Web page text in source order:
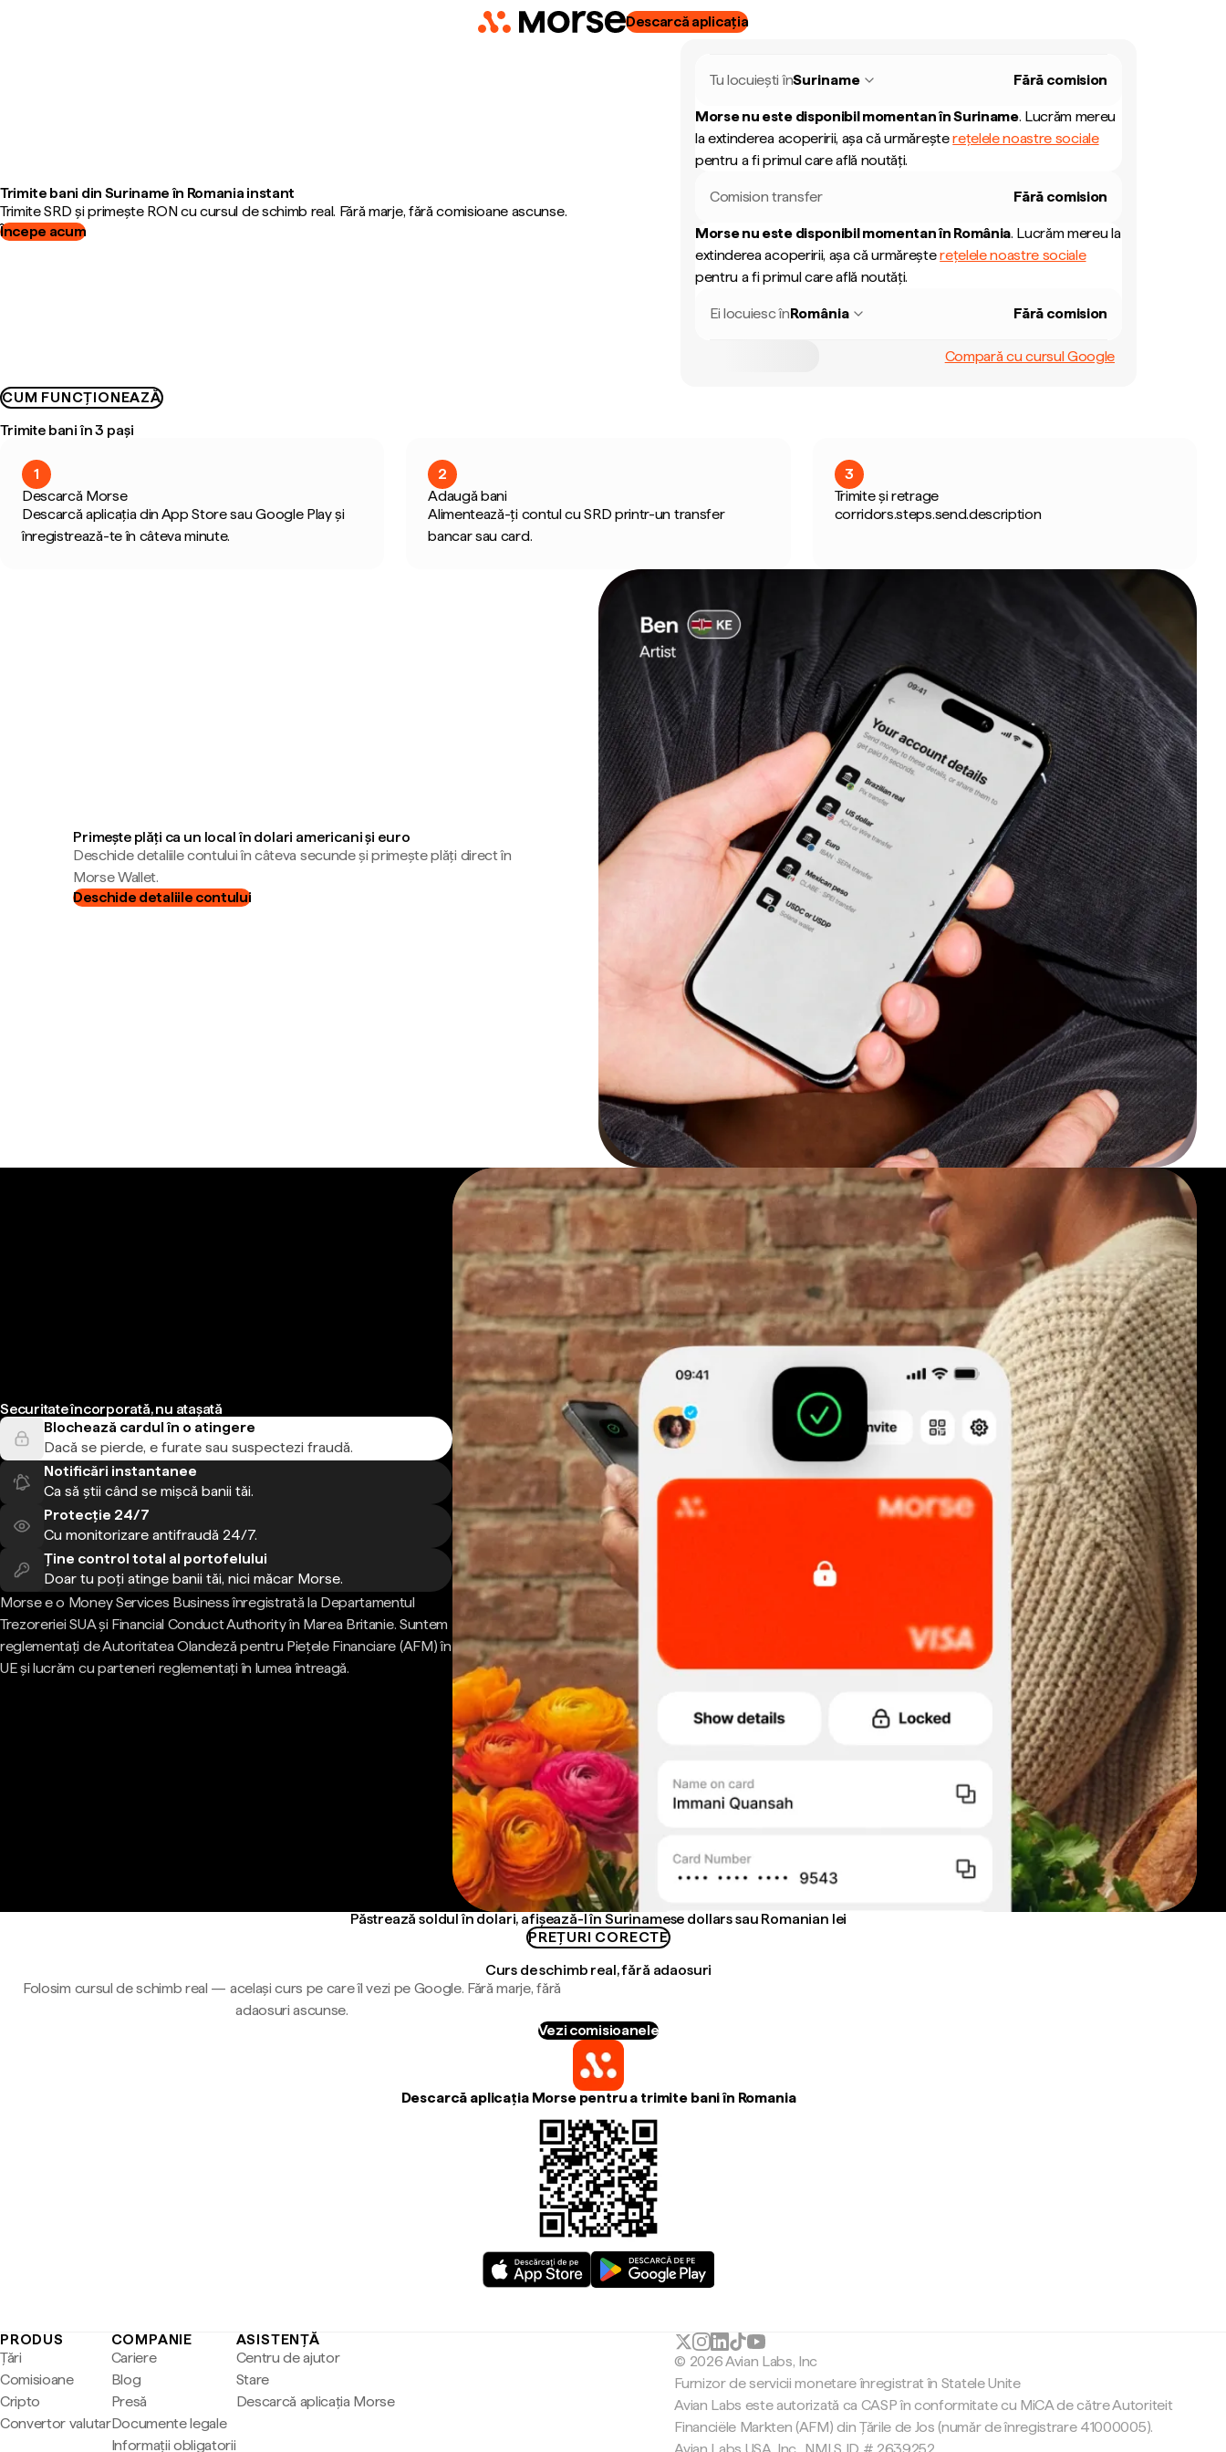
Descarcă aplicația
Trimite bani din Suriname în Romania instant
Trimite SRD și primește RON cu cursul de schimb real. Fără marje, fără comisioane ascunse.
Începe acum
Tu locuiești înSuriname Fără comision
Morse nu este disponibil momentan înSuriname. Lucrăm mereu
la extinderea acoperirii, așa că urmăreșterețelele noastre sociale
pentru a fi primul care află noutăți.
Comision transfer Fără comision
Morse nu este disponibil momentan în România. Lucrăm mereu la
extinderea acoperirii, așa că urmăreșterețelele noastre sociale
pentru a fi primul care află noutăți.
Ei locuiesc înRomânia Fără comision
Compară cu cursul Google
CUM FUNCȚIONEAZĂ
Trimite bani în 3 pași
1
Descarcă Morse
Descarcă aplicația din App Store sau Google Play și
înregistrează-te în câteva minute.
2
Adaugă bani
Alimentează-ți contul cu SRD printr-un transfer
bancar sau card.
3
Trimite și retrage
corridors.steps.send.description
Primește plăți ca un local în dolari americani și euro
Deschide detaliile contului în câteva secunde și primește plăți direct în
Morse Wallet.
Deschide detaliile contului
Securitate încorporată, nu atașată
Blochează cardul în o atingere
Dacă se pierde, e furate sau suspectezi fraudă.
Notificări instantanee
Ca să știi când se mișcă banii tăi.
Protecție 24/7
Cu monitorizare antifraudă 24/7.
Ține control total al portofelului
Doar tu poți atinge banii tăi, nici măcar Morse.
Morse e o Money Services Business înregistrată la Departamentul
Trezoreriei SUA și Financial Conduct Authority în Marea Britanie. Suntem
reglementați de Autoritatea Olandeză pentru Piețele Financiare (AFM) în
UE și lucrăm cu parteneri reglementați în lumea întreagă.
Păstrează soldul în dolari, afișează-l în Surinamese dollars sau Romanian lei
PREȚURI CORECTE
Curs de schimb real, fără adaosuri
Folosim cursul de schimb real — același curs pe care îl vezi pe Google. Fără marje, fără
adaosuri ascunse.
Vezi comisioanele
Descarcă aplicația Morse pentru a trimite bani în Romania
PRODUS
Țări
Comisioane
Cripto
Convertor valutar
COMPANIE
Cariere
Blog
Presă
Documente legale
Informații obligatorii
ASISTENȚĂ
Centru de ajutor
Stare
Descarcă aplicația Morse
© 2026 Avian Labs, Inc
Furnizor de servicii monetare înregistrat în Statele Unite
Avian Labs este autorizată ca CASP în conformitate cu MiCA de către Autoriteit
Financiële Markten (AFM) din Țările de Jos (număr de înregistrare 41000005).